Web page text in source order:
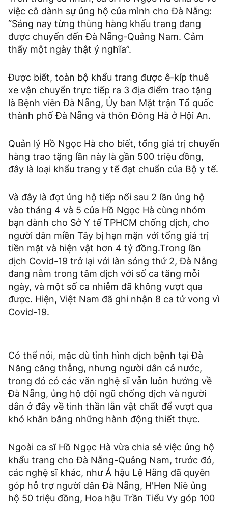
việc cô dành sự ủng hộ của mình cho Đà Nẵng:
“Sáng nay từng thùng hàng khẩu trang đang
được chuyển đến Đà Nẵng-Quảng Nam. Cảm
thấy một ngày thật ý nghĩa”.
Được biết, toàn bộ khẩu trang được ê-kíp thuê
xe vận chuyển trực tiếp ra 3 địa điểm trao tặng
là Bệnh viên Đà Nẵng, Ủy ban Mặt trận Tổ quốc
thành phố Đà Nẵng và thôn Đông Hà ở Hội An.
Quản lý Hồ Ngọc Hà cho biết, tổng giá trị chuyến
hàng trao tặng lần này là gần 500 triệu đồng,
đây là loại khẩu trang y tế đạt chuẩn của Bộ y tế.
Và đây là đợt ủng hộ tiếp nối sau 2 lần ủng hộ
vào tháng 4 và 5 của Hồ Ngọc Hà cùng nhóm
bạn dành cho Sở Y tế TPHCM chống dịch, cho
người dân miền Tây bị hạn mặn với tổng giá trị
tiền mặt và hiện vật hơn 4 tỷ đồng.Trong lần
dịch Covid-19 trở lại với làn sóng thứ 2, Đà Nẵng
đang nằm trong tâm dịch với số ca tăng mỗi
ngày, và một số ca nhiễm đã không vượt qua
được. Hiện, Việt Nam đã ghi nhận 8 ca tử vong vì
Covid-19.
Có thể nói, mặc dù tình hình dịch bệnh tại Đà
Năng căng thẳng, nhưng người dân cả nước,
trong đó có các văn nghệ sĩ vẫn luôn hướng về
Đà Nẵng, ủng hộ đội ngũ chống dịch và người
dân ở đây về tinh thần lẫn vật chất để vượt qua
khó khăn bằng những hành động thiết thực.
Ngoài ca sĩ Hồ Ngọc Hà vừa chia sẻ việc ủng hộ
khẩu trang cho Đà Nẵng-Quảng Nam, trước đó,
các nghệ sĩ khác, như Á hậu Lệ Hằng đã quyên
góp hỗ trợ người dân Đà Nẵng, H'Hen Niê ủng
hộ 50 triệu đồng, Hoa hậu Trần Tiểu Vy góp 100